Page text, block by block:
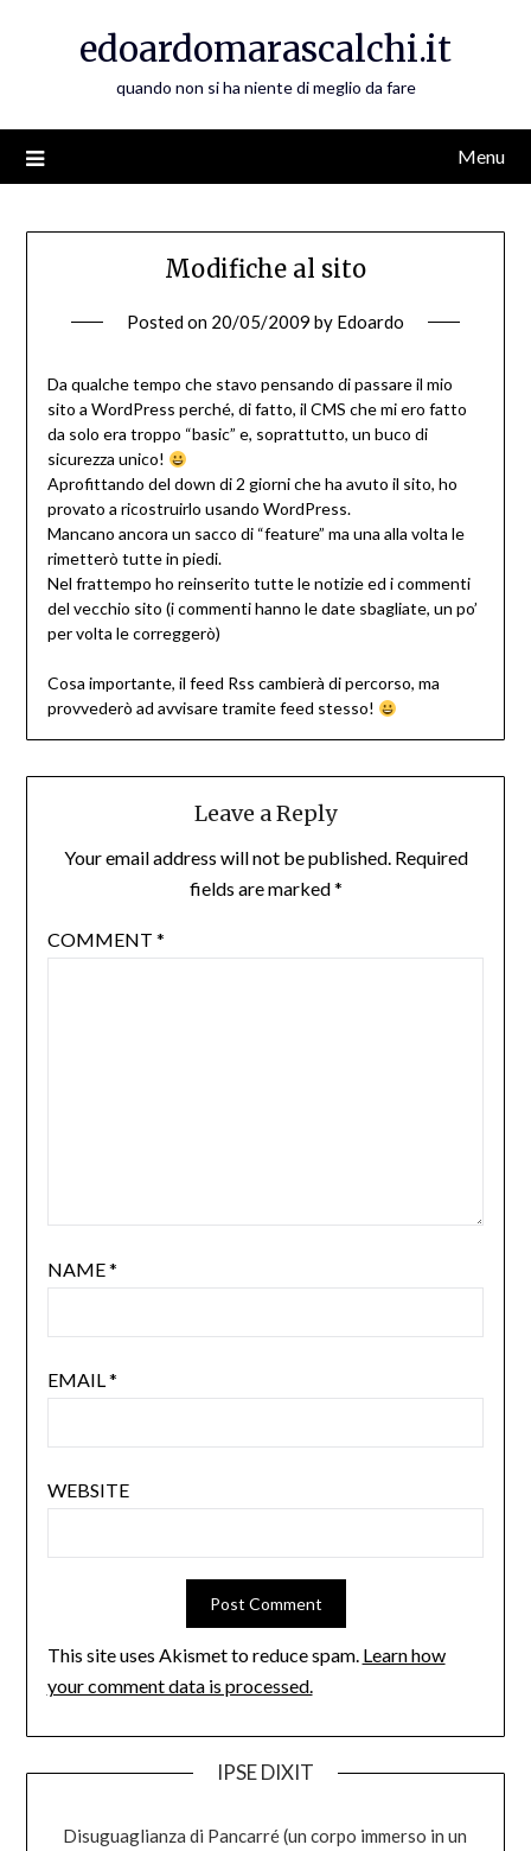
edoardomarascalchi.it
quando non si ha niente di meglio da fare
Menu
Modifiche al sito
Posted on 20/05/2009 by Edoardo
Da qualche tempo che stavo pensando di passare il mio
sito a WordPress perché, di fatto, il CMS che mi ero fatto
da solo era troppo “basic” e, soprattutto, un buco di
sicurezza unico!
Aprofittando del down di 2 giorni che ha avuto il sito, ho
provato a ricostruirlo usando WordPress.
Mancano ancora un sacco di “feature” ma una alla volta le
rimetterò tutte in piedi.
Nel frattempo ho reinserito tutte le notizie ed i commenti
del vecchio sito (i commenti hanno le date sbagliate, un po’
per volta le correggerò)
Cosa importante, il feed Rss cambierà di percorso, ma
provvederò ad avvisare tramite feed stesso!
Leave a Reply
Your email address will not be published. Required
fields are marked*
COMMENT *
NAME*
EMAIL*
WEBSITE
This site uses Akismet to reduce spam. Learn how
your comment data is processed.
IPSE DIXIT
Disuguaglianza di Pancarré (un corpo immerso in un